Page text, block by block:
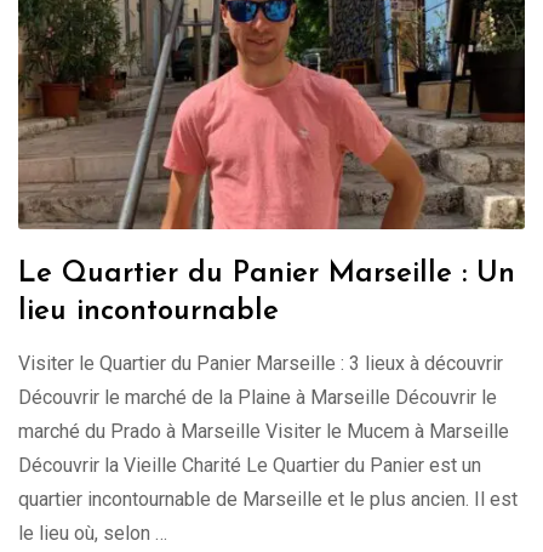
Le Quartier du Panier Marseille : Un
lieu incontournable
Visiter le Quartier du Panier Marseille : 3 lieux à découvrir
Découvrir le marché de la Plaine à Marseille Découvrir le
marché du Prado à Marseille Visiter le Mucem à Marseille
Découvrir la Vieille Charité Le Quartier du Panier est un
quartier incontournable de Marseille et le plus ancien. Il est
le lieu où, selon …